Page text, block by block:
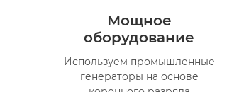
Мощное
оборудование
Используем промышленные
генераторы на основе